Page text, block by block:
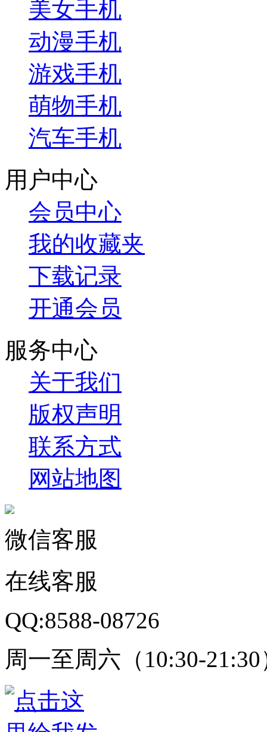
美女手机
动漫手机
游戏手机
萌物手机
汽车手机
用户中心
会员中心
我的收藏夹
下载记录
开通会员
服务中心
关于我们
版权声明
联系方式
网站地图
微信客服
在线客服
QQ:8588-08726
周一至周六（10:30-21:30